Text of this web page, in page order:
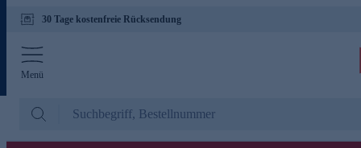
30 Tage kostenfreie Rücksendung
Menü